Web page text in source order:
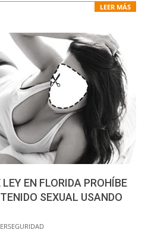
LEER MÁS
EN FLORIDA PROHÍBE
SEXUAL USANDO